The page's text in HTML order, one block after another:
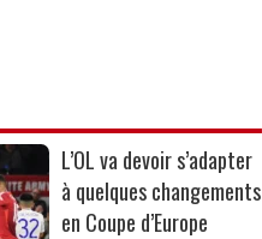
L’OL va devoir s’adapter
à quelques changements
en Coupe d’Europe